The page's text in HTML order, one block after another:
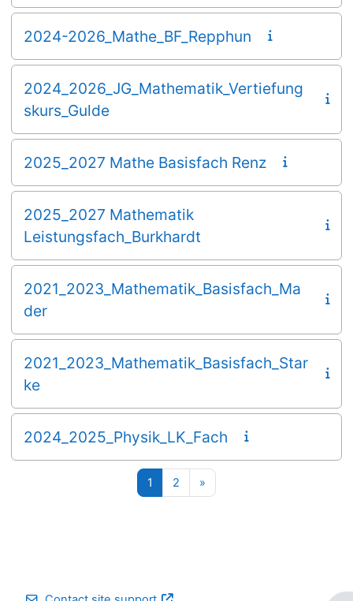
2024-2026_Mathe_BF_Repphun
2024_2026_JG_Mathematik_Vertiefung
skurs_Gulde
2025_2027 Mathe Basisfach Renz
2025_2027 Mathematik
Leistungsfach_Burkhardt
2021_2023_Mathematik_Basisfach_Ma
der
2021_2023_Mathematik_Basisfach_Star
ke
2024_2025_Physik_LK_Fach
1 Page 1
2 Page 2
»